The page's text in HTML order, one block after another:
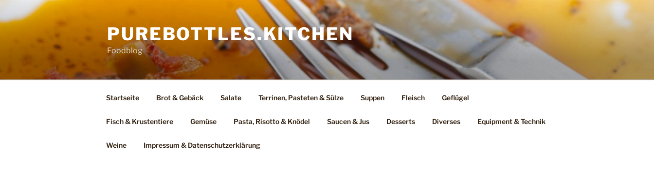
Inhalt
PUREBOTTLES.KITCHEN
Foodblog
Startseite Brot & Gebäck Salate Terrinen, Pasteten & Sülze Suppen Fleisch Geflügel
Fisch & Krustentiere Gemüse Pasta, Risotto & Knödel Saucen & Jus Desserts Diverses Equipment & Technik
Weine Impressum & Datenschutzerklärung